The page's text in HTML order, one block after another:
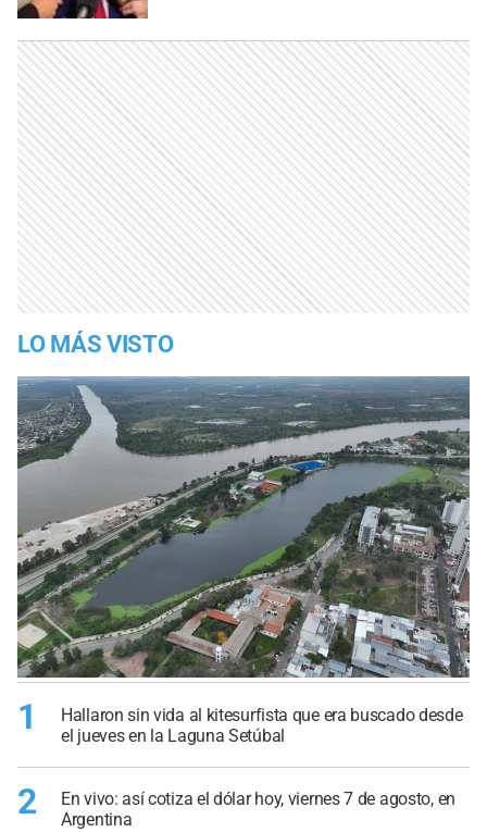
LO MÁS VISTO
1
Hallaron sin vida al kitesurfista que era buscado desde
el jueves en la Laguna Setúbal
2
En vivo: así cotiza el dólar hoy, viernes 7 de agosto, en
Argentina